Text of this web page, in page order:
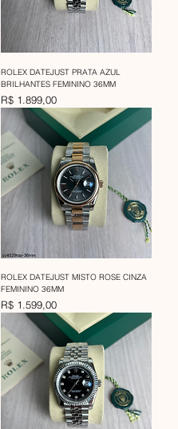
ROLEX DATEJUST PRATA AZUL
BRILHANTES FEMININO 36MM
Preço
R$ 1.899,00
ROLEX DATEJUST MISTO ROSE CINZA
FEMININO 36MM
Preço
R$ 1.599,00